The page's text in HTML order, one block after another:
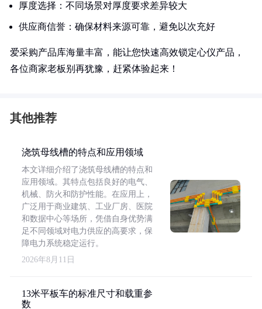
厚度选择：不同场景对厚度要求差异较大
供应商信誉：确保材料来源可靠，避免以次充好
爱采购产品库海量丰富，能让您快速高效锁定心仪产品，
各位商家老板别再犹豫，赶紧体验起来！
其他推荐
浇筑母线槽的特点和应用领域
本文详细介绍了浇筑母线槽的特点和
应用领域。其特点包括良好的电气、
机械、防火和防护性能。在应用上，
广泛用于商业建筑、工业厂房、医院
和数据中心等场所，凭借自身优势满
足不同领域对电力供应的高要求，保
障电力系统稳定运行。
2026年8月11日
13米平板车的标准尺寸和载重参
数